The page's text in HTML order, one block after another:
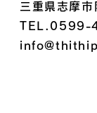
三重県志摩
TEL.0599-